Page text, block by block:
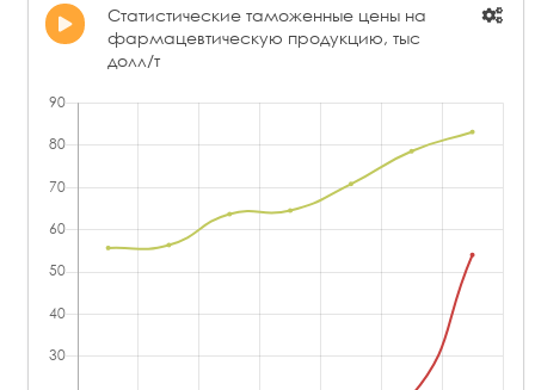
Статистические таможенные цены на
фармацевтическую продукцию, тыс
долл/т